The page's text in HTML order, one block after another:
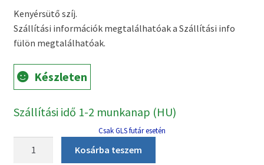
használatához
was:
3390 Ft.2490 Ft.
Kenyérsütő szíj.
Szállítási információk megtalálhatóak a Szállítási info
fülön megtalálhatóak.
Készleten
Szállítási idő 1-2 munkanap (HU)
Csak GLS futár esetén
Kosárba teszem